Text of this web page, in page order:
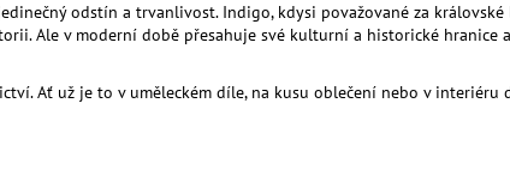
odstín a trvanlivost. Indigo, kdysi považované za
Ale v moderní době přesahuje své kulturní a historické hranice
Ať už je to v uměleckém díle, na kusu oblečení nebo v